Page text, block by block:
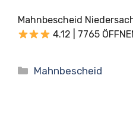
Mahnbescheid
4.12 | 7765
Kategorien
Mahnbescheid